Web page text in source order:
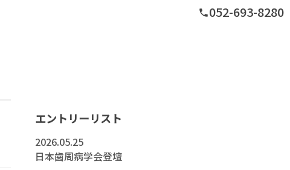
phone052-693-8280
エントリーリスト
2026.05.25
日本歯周病学会登壇